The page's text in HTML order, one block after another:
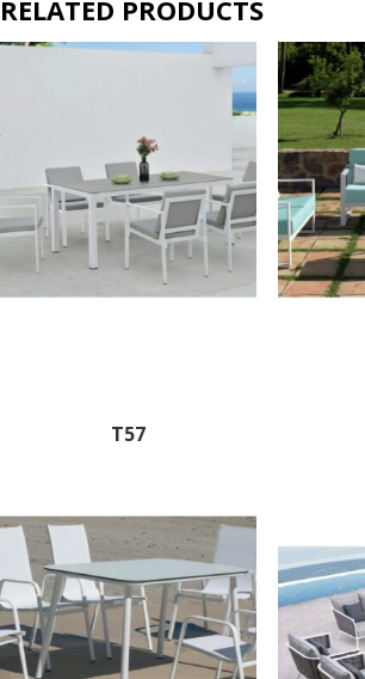
RELATED PRODUCTS
T57